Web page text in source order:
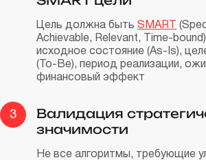
Цель должна быть SMART
Achievable, Relevant, Time-
исходное состояние (As-Is),
(To-Be), период реализации,
финансовый эффект
3
Валидация
значимости
Не все алгоритмы, требующие